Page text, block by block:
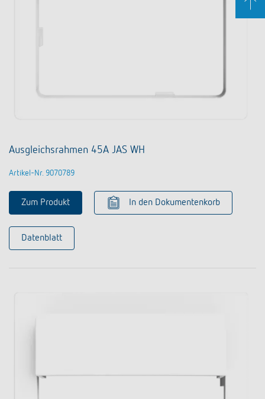
Ausgleichsrahmen 45A JAS WH
Artikel-Nr. 9070789
Zum Produkt In den Dokumentenkorb
Datenblatt